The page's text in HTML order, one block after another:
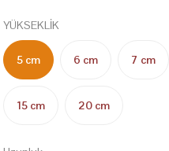
YÜKSEKLİK
5 cm 6 cm 7 cm
15 cm 20 cm